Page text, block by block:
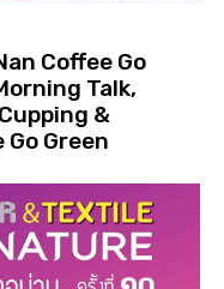
Coffee Go
Talk,
&
Green